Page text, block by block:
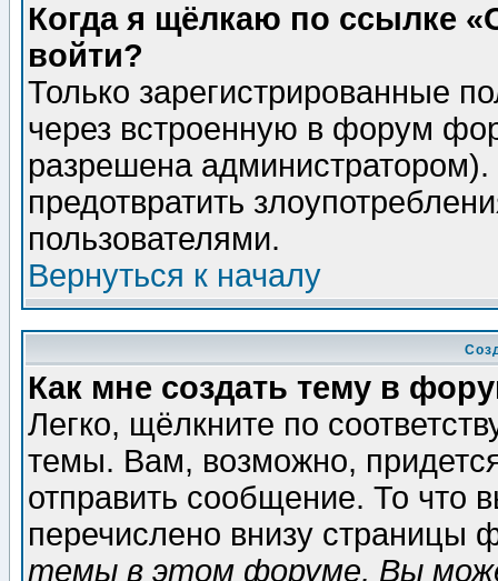
Когда я щёлкаю по ссылке
войти?
Только зарегистрированные
через встроенную в форум
разрешена
предотвратить
пользователями.
Вернуться к началу
Как мне создать тему в
Легко, щёлкните по
темы. Вам, возможно,
отправить сообщение. То что
перечислено внизу страницы
темы в этом форуме, Вы